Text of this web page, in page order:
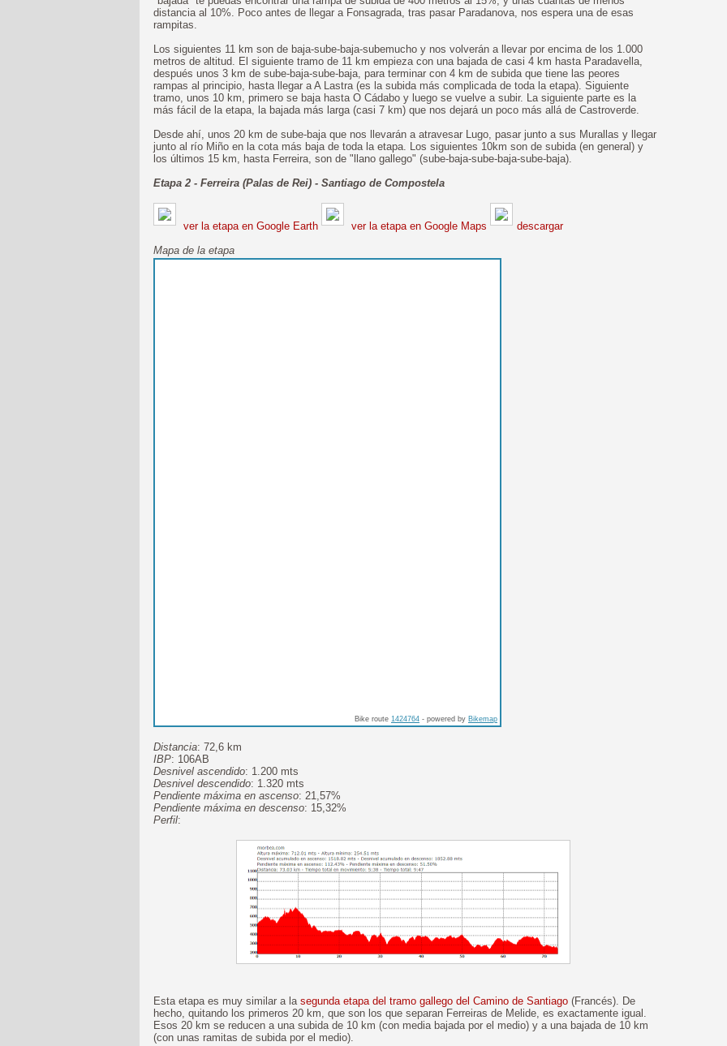
distancia al 10%. Poco antes de llegar a Fonsagrada, tras pasar Paradanova, nos espera una de esas
rampitas.
Los siguientes 11 km son de baja-sube-baja-subemucho y nos volverán a llevar por encima de los 1.000
metros de altitud. El siguiente tramo de 11 km empieza con una bajada de casi 4 km hasta Paradavella,
después unos 3 km de sube-baja-sube-baja, para terminar con 4 km de subida que tiene las peores
rampas al principio, hasta llegar a A Lastra (es la subida más complicada de toda la etapa). Siguiente
tramo, unos 10 km, primero se baja hasta O Cádabo y luego se vuelve a subir. La siguiente parte es la
más fácil de la etapa, la bajada más larga (casi 7 km) que nos dejará un poco más allá de Castroverde.
Desde ahí, unos 20 km de sube-baja que nos llevarán a atravesar Lugo, pasar junto a sus Murallas y llegar
junto al río Miño en la cota más baja de toda la etapa. Los siguientes 10km son de subida (en general) y
los últimos 15 km, hasta Ferreira, son de "llano gallego" (sube-baja-sube-baja-sube-baja).
Etapa 2 - Ferreira (Palas de Rei) - Santiago de Compostela
ver la etapa en Google Earth ver la etapa en Google Maps
descargar
Mapa de la etapa
Bike route 1424764 - powered by Bikemap
Distancia: 72,6 km
IBP: 106AB
Desnivel ascendido: 1.200 mts
Desnivel descendido: 1.320 mts
Pendiente máxima en ascenso: 21,57%
Pendiente máxima en descenso: 15,32%
Perfil:
Esta etapa es muy similar a la segunda etapa del tramo gallego del Camino de Santiago (Francés). De
hecho, quitando los primeros 20 km, que son los que separan Ferreiras de Melide, es exactamente igual.
Esos 20 km se reducen a una subida de 10 km (con media bajada por el medio) y a una bajada de 10 km
(con unas ramitas de subida por el medio).